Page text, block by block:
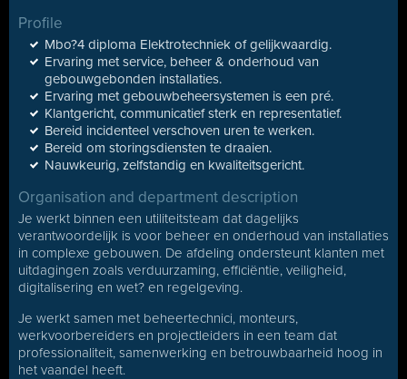
Profile
Mbo?4 diploma Elektrotechniek of gelijkwaardig.
Ervaring met service, beheer & onderhoud van
gebouwgebonden installaties.
Ervaring met gebouwbeheersystemen is een pré.
Klantgericht, communicatief sterk en representatief.
Bereid incidenteel verschoven uren te werken.
Bereid om storingsdiensten te draaien.
Nauwkeurig, zelfstandig en kwaliteitsgericht.
Organisation and department description
Je werkt binnen een utiliteitsteam dat dagelijks
verantwoordelijk is voor beheer en onderhoud van installaties
in complexe gebouwen. De afdeling ondersteunt klanten met
uitdagingen zoals verduurzaming, efficiëntie, veiligheid,
digitalisering en wet? en regelgeving.
Je werkt samen met beheertechnici, monteurs,
werkvoorbereiders en projectleiders in een team dat
professionaliteit, samenwerking en betrouwbaarheid hoog in
het vaandel heeft.